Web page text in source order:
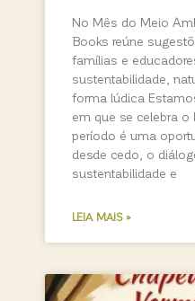
No Mês do Meio
Books reúne
famílias e
sustentabilidade,
forma lúdica
em que se celebra
período é uma
desde cedo, o
sustentabilidade e
LEIA MAIS »